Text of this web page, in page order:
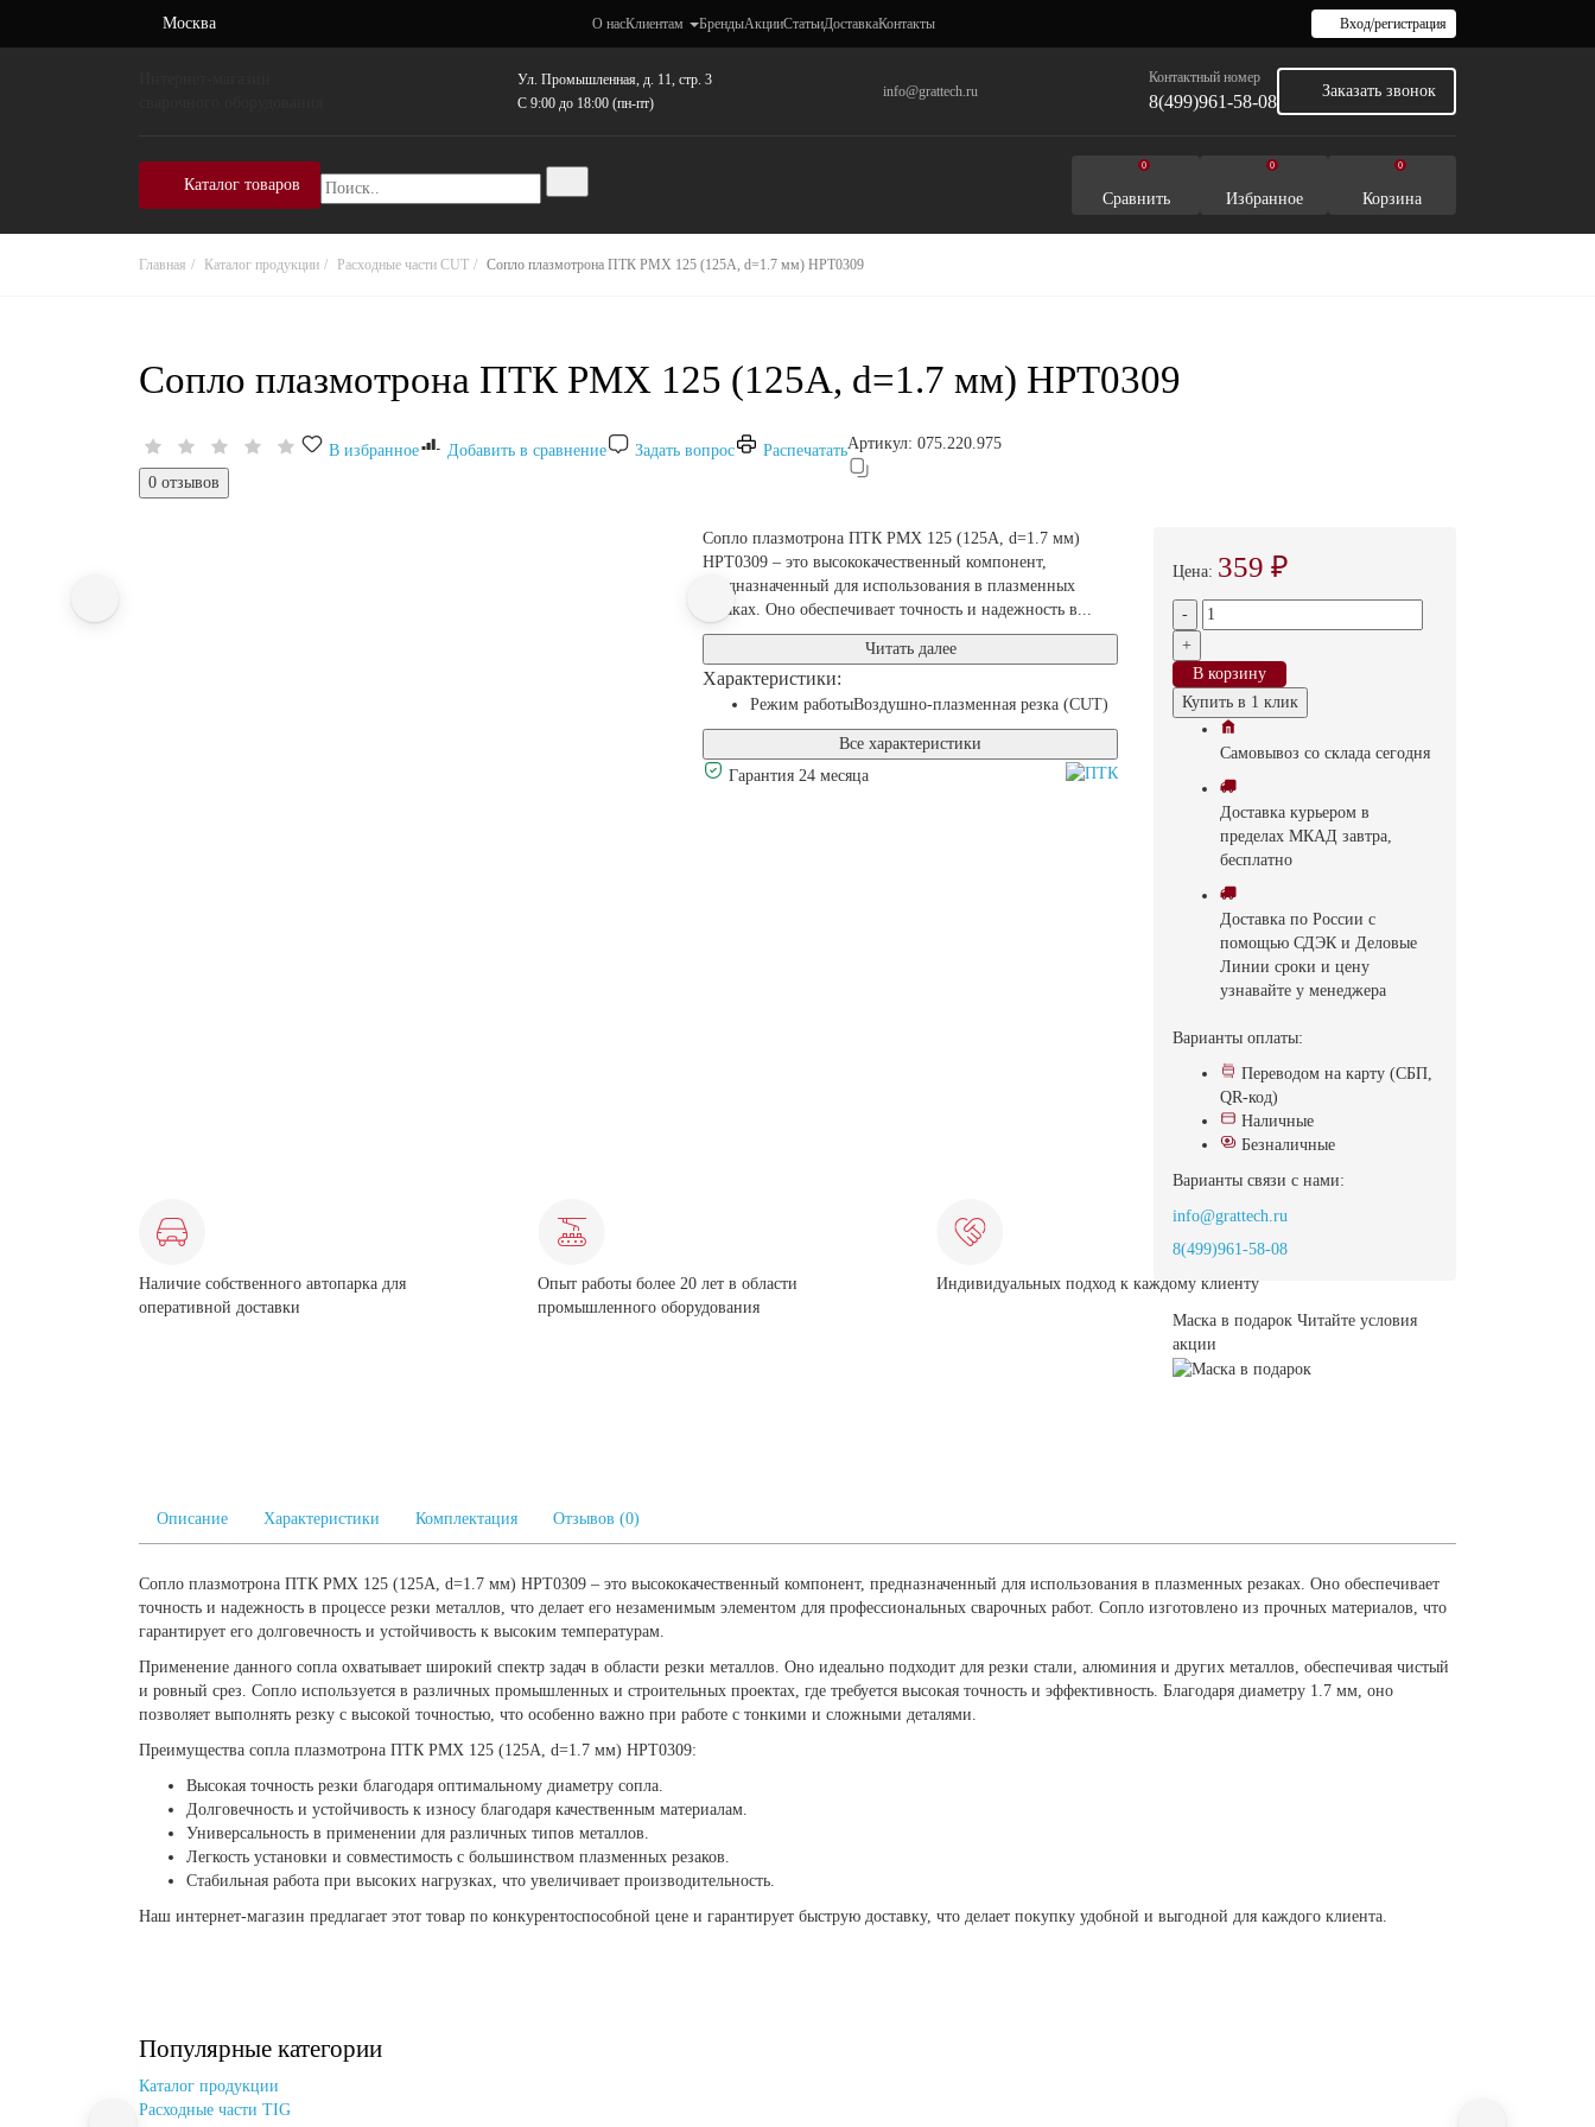
Москва О насКлиентам БрендыАкцииСтатьиДоставкаКонтакты Вход/регистрация
Ул. Промышленная, д. 11, стр. 3
C 9:00 до 18:00 (пн-пт)
info@grattech.ru
Контактный номер
8(499)961-58-08
Заказать звонок
Каталог товаров
0
Сравнить
0
Избранное
0
Корзина
Главная Каталог продукции Расходные части CUT Сопло плазмотрона ПТК PMX 125 (125А, d=1.7 мм) HPT0309
Сопло плазмотрона ПТК PMX 125 (125А, d=1.7 мм) HPT0309
0 отзывов
В избранное Добавить в сравнение Задать вопрос РаспечататьАртикул: 075.220.975
Цена: 359 ₽
-
+
В корзину
Купить в 1 клик
Самовывоз со склада cегодня
Доставка курьером в
пределах МКАД завтра,
бесплатно
Доставка по России с
помощью СДЭК и Деловые
Линии сроки и цену
узнавайте у менеджера
Варианты оплаты:
Переводом на карту (СБП,
QR-код)
Наличные
Безналичные
Варианты связи с нами:
info@grattech.ru
8(499)961-58-08
Маска в подарок Читайте условия
акции
Сопло плазмотрона ПТК PMX 125 (125А, d=1.7 мм)
HPT0309 – это высококачественный компонент,
предназначенный для использования в плазменных
резаках. Оно обеспечивает точность и надежность в...
Читать далее
Характеристики:
Режим работыВоздушно-плазменная резка (CUT)
Все характеристики
Гарантия 24 месяца
Наличие собственного автопарка для
оперативной доставки
Опыт работы более 20 лет в области
промышленного оборудования
Индивидуальных подход к каждому клиенту
Описание Характеристики Комплектация Отзывов (0)
Сопло плазмотрона ПТК PMX 125 (125А, d=1.7 мм) HPT0309 – это высококачественный компонент, предназначенный для использования в плазменных резаках. Оно обеспечивает
точность и надежность в процессе резки металлов, что делает его незаменимым элементом для профессиональных сварочных работ. Сопло изготовлено из прочных материалов, что
гарантирует его долговечность и устойчивость к высоким температурам.
Применение данного сопла охватывает широкий спектр задач в области резки металлов. Оно идеально подходит для резки стали, алюминия и других металлов, обеспечивая чистый
и ровный срез. Сопло используется в различных промышленных и строительных проектах, где требуется высокая точность и эффективность. Благодаря диаметру 1.7 мм, оно
позволяет выполнять резку с высокой точностью, что особенно важно при работе с тонкими и сложными деталями.
Преимущества сопла плазмотрона ПТК PMX 125 (125А, d=1.7 мм) HPT0309:
Высокая точность резки благодаря оптимальному диаметру сопла.
Долговечность и устойчивость к износу благодаря качественным материалам.
Универсальность в применении для различных типов металлов.
Легкость установки и совместимость с большинством плазменных резаков.
Стабильная работа при высоких нагрузках, что увеличивает производительность.
Наш интернет-магазин предлагает этот товар по конкурентоспособной цене и гарантирует быструю доставку, что делает покупку удобной и выгодной для каждого клиента.
Популярные категории
Каталог продукции
Расходные части TIG